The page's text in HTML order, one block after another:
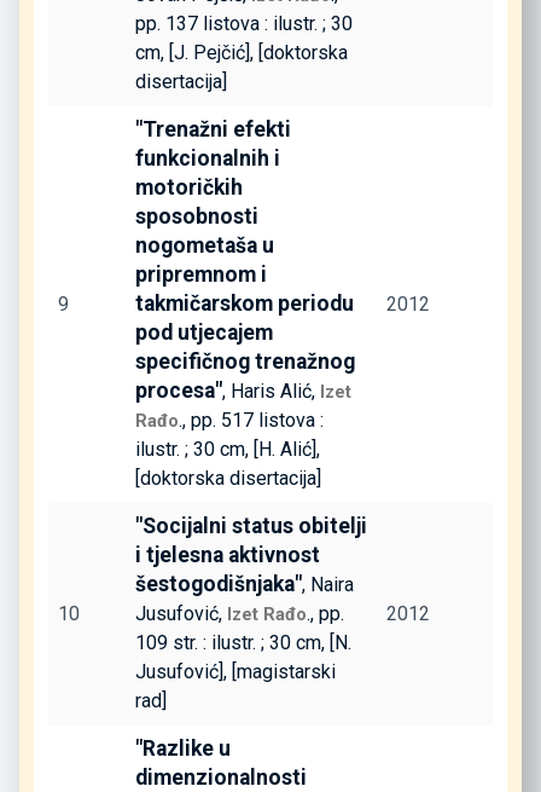
pp. 137 listova : ilustr. ; 30
cm, [J. Pejčić], [doktorska
disertacija]
9
"Trenažni efekti
funkcionalnih i
motoričkih
sposobnosti
nogometaša u
pripremnom i
takmičarskom periodu
pod utjecajem
specifičnog trenažnog
procesa", Haris Alić, Izet
Rađo., pp. 517 listova :
ilustr. ; 30 cm, [H. Alić],
[doktorska disertacija]
2012
10
"Socijalni status obitelji
i tjelesna aktivnost
šestogodišnjaka", Naira
Jusufović, Izet Rađo., pp.
109 str. : ilustr. ; 30 cm, [N.
Jusufović], [magistarski
rad]
2012
"Razlike u
dimenzionalnosti